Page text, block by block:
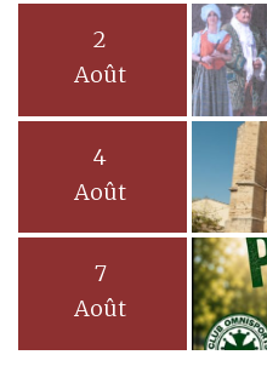
2
Août
4
Août
7
Août